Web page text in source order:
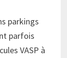
parkings
parfois
VASP à